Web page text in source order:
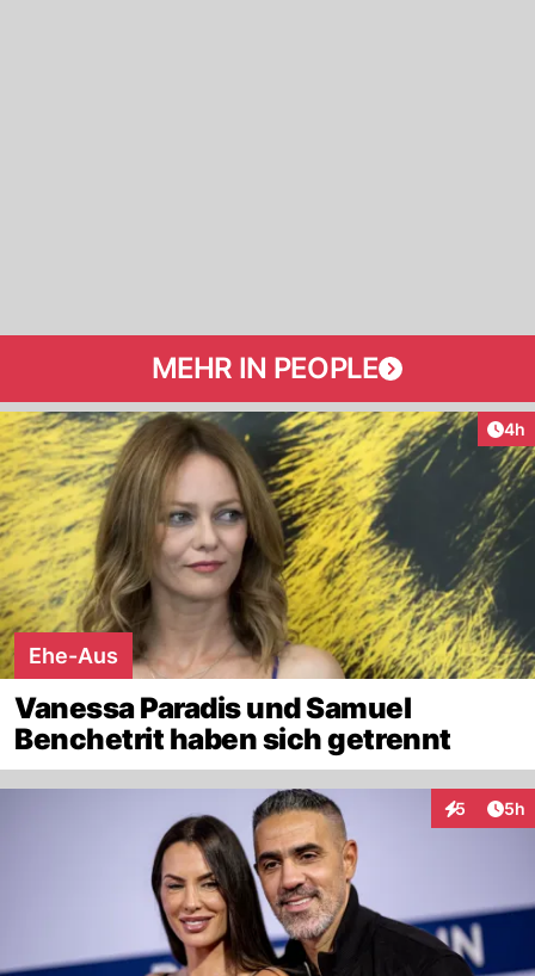
MEHR IN PEOPLE
4h
Ehe-Aus
Vanessa Paradis und Samuel
Benchetrit haben sich getrennt
5 5h